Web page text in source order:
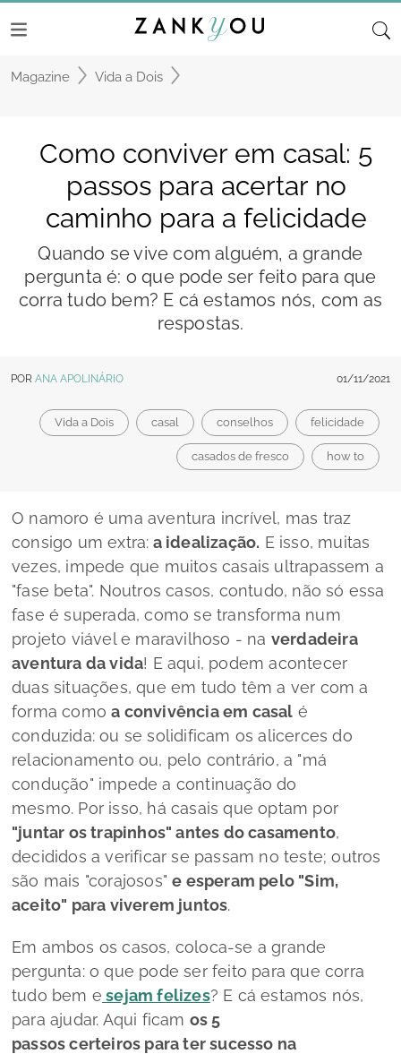
Magazine Vida a Dois
Como conviver em casal: 5
passos para acertar no
caminho para a felicidade
Quando se vive com alguém, a grande
pergunta é: o que pode ser feito para que
corra tudo bem? E cá estamos nós, com as
respostas.
POR ANA APOLINÁRIO 01/11/2021
Vida a Dois casal conselhos felicidade
casados de fresco how to
O namoro é uma aventura incrível, mas traz
consigo um extra: a idealização. E isso, muitas
vezes, impede que muitos casais ultrapassem a
"fase beta". Noutros casos, contudo, não só essa
fase é superada, como se transforma num
projeto viável e maravilhoso - na verdadeira
aventura da vida! E aqui, podem acontecer
duas situações, que em tudo têm a ver com a
forma comoa convivência em casal é
conduzida: ou se solidificam os alicerces do
relacionamento ou, pelo contrário, a "má
condução" impede a continuação do
mesmo. Por isso, há casais que optam por
"juntar os trapinhos" antes do casamento,
decididos a verificar se passam no teste; outros
são mais "corajosos"e esperam pelo "Sim,
aceito" para viverem juntos.
Em ambos os casos, coloca-se a grande
pergunta: o que pode ser feito para que corra
tudo bem e sejam felizes? E cá estamos nós,
para ajudar. Aqui ficam os 5
passos certeiros para ter sucesso na